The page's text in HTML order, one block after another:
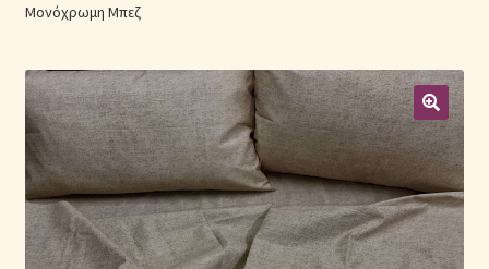
Αποστολές
Βρεφικά Λευκά Είδη
Επικοινωνία
Επιστροφές Προϊόντων
Η εταιρία μας
Μονόχρωμη Μπεζ